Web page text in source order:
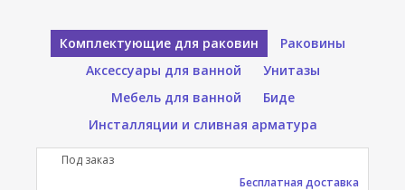
Комплектующие для раковин
Раковины
Аксессуары для ванной
Унитазы
Мебель для ванной
Биде
Инсталляции и сливная арматура
Под заказ
Бесплатная доставка